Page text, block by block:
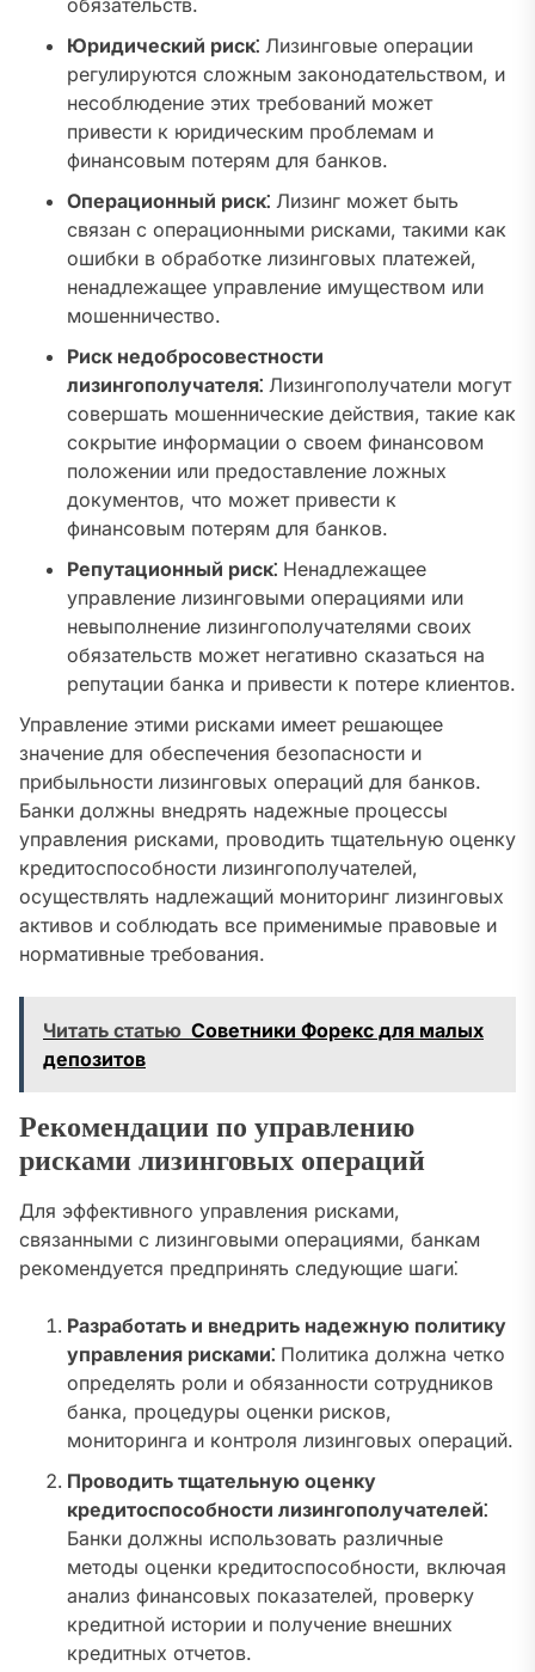
обязательств.
Юридический риск⁚ Лизинговые операции
регулируются сложным законодательством, и
несоблюдение этих требований может
привести к юридическим проблемам и
финансовым потерям для банков.
Операционный риск⁚ Лизинг может быть
связан с операционными рисками, такими как
ошибки в обработке лизинговых платежей,
ненадлежащее управление имуществом или
мошенничество.
Риск недобросовестности
лизингополучателя⁚ Лизингополучатели могут
совершать мошеннические действия, такие как
сокрытие информации о своем финансовом
положении или предоставление ложных
документов, что может привести к
финансовым потерям для банков.
Репутационный риск⁚ Ненадлежащее
управление лизинговыми операциями или
невыполнение лизингополучателями своих
обязательств может негативно сказаться на
репутации банка и привести к потере клиентов.
Управление этими рисками имеет решающее
значение для обеспечения безопасности и
прибыльности лизинговых операций для банков.
Банки должны внедрять надежные процессы
управления рисками, проводить тщательную оценку
кредитоспособности лизингополучателей,
осуществлять надлежащий мониторинг лизинговых
активов и соблюдать все применимые правовые и
нормативные требования.
Читать статью Советники Форекс для малых
депозитов
Рекомендации по управлению
рисками лизинговых операций
Для эффективного управления рисками,
связанными с лизинговыми операциями, банкам
рекомендуется предпринять следующие шаги⁚
Разработать и внедрить надежную политику
управления рисками⁚ Политика должна четко
определять роли и обязанности сотрудников
банка, процедуры оценки рисков,
мониторинга и контроля лизинговых операций.
Проводить тщательную оценку
кредитоспособности лизингополучателей⁚
Банки должны использовать различные
методы оценки кредитоспособности, включая
анализ финансовых показателей, проверку
кредитной истории и получение внешних
кредитных отчетов.